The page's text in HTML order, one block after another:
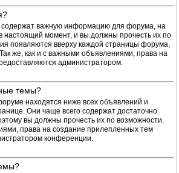
содержат важную информацию для форума, на
настоящий момент, и вы должны прочесть их по
появляются вверху каждой страницы форума,
же, как и с важными объявлениями, права на
администратором.
темы?
находятся ниже всех объявлений и
Они чаще всего содержат достаточно
вы должны прочесть их по возможности.
права на создание прилепленных тем
конференции.